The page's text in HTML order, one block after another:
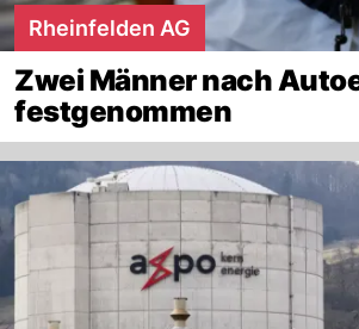
Rheinfelden AG
Zwei Männer nach
festgenommen